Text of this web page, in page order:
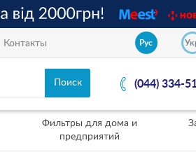
Контакты Рус
(044) 334-
Фильтры для дома и
предприятий